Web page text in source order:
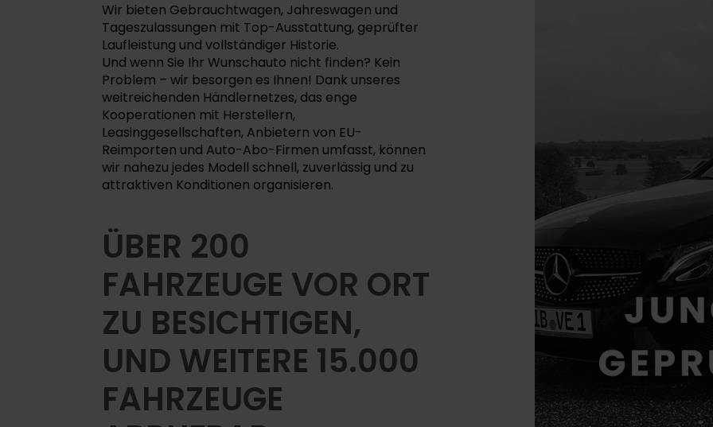
Wir bieten Gebrauchtwagen, Jahreswagen und
Tageszulassungen mit Top-Ausstattung, geprüfter
Laufleistung und vollständiger Historie.
Und wenn Sie Ihr Wunschauto nicht finden? Kein
Problem – wir besorgen es Ihnen! Dank unseres
weitreichenden Händlernetzes, das enge
Kooperationen mit Herstellern,
Leasinggesellschaften, Anbietern von EU-
Reimporten und Auto-Abo-Firmen umfasst, können
wir nahezu jedes Modell schnell, zuverlässig und zu
attraktiven Konditionen organisieren.
ÜBER 200
FAHRZEUGE VOR ORT
ZU BESICHTIGEN,
UND WEITERE 15.000
FAHRZEUGE